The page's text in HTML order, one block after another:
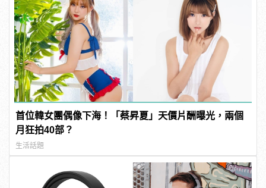
首位韓女團偶像下海！「蔡昇夏」天價片酬曝光，兩個
月狂拍40部？
生活話題